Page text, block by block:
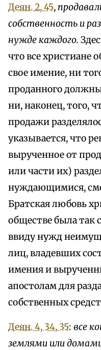
Деян. 2, 45,
собственность и
нужде каждого.
что все христиане
свое имение, ни
проданного
ни, наконец, того,
продажи
указывается, что
вырученное от
или части их)
нуждающимися,
Братская любовь
обществе была так
ввиду нужд
лиц, владевших
имения и
апостолам для
собственных
Деян. 4, 34, 35: все
землями или